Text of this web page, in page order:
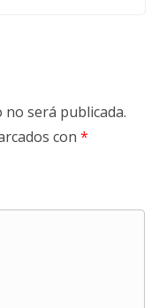
será publicada.
con *